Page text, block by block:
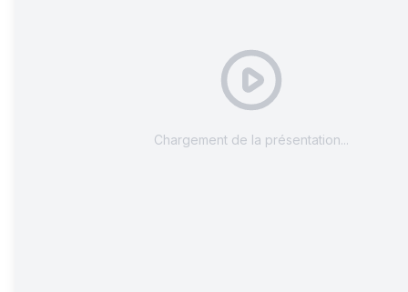
Chargement de la présentation...